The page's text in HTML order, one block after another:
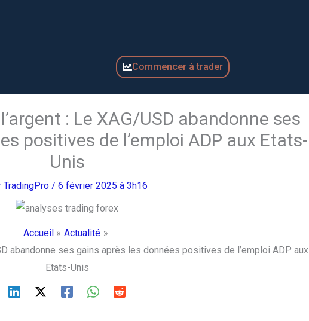
Commencer à trader
: Le XAG/USD abandonne ses
positives de l’emploi ADP aux Etats-
Unis
TradingPro / 6 février 2025 à 3h16
Accueil
Actualité
abandonne ses gains après les données positives de l’emploi ADP aux
Etats-Unis